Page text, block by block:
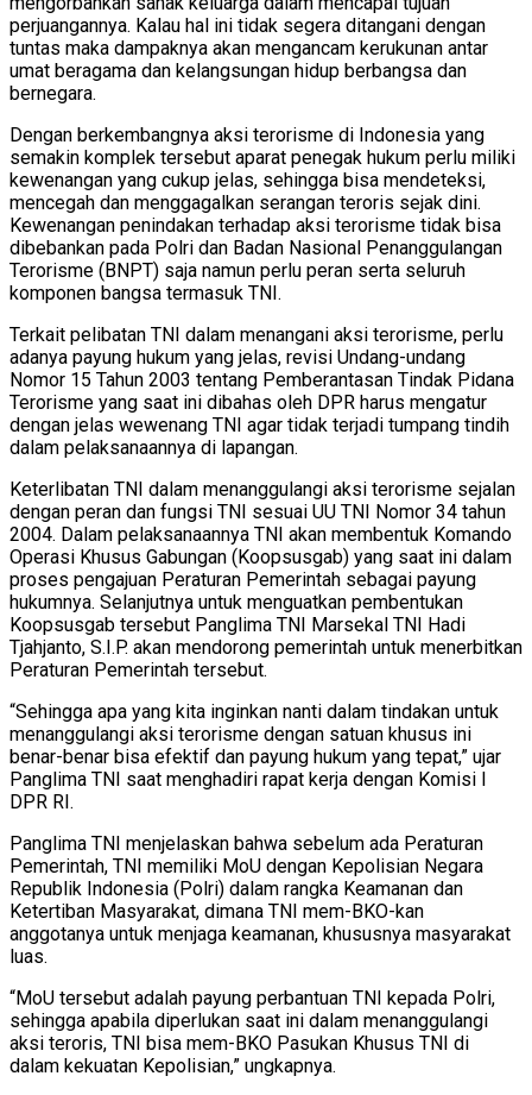
perjuangannya. Kalau hal ini tidak segera ditangani dengan
tuntas maka dampaknya akan mengancam kerukunan antar
umat beragama dan kelangsungan hidup berbangsa dan
bernegara.
Dengan berkembangnya aksi terorisme di Indonesia yang
semakin komplek tersebut aparat penegak hukum perlu miliki
kewenangan yang cukup jelas, sehingga bisa mendeteksi,
mencegah dan menggagalkan serangan teroris sejak dini.
Kewenangan penindakan terhadap aksi terorisme tidak bisa
dibebankan pada Polri dan Badan Nasional Penanggulangan
Terorisme (BNPT) saja namun perlu peran serta seluruh
komponen bangsa termasuk TNI.
Terkait pelibatan TNI dalam menangani aksi terorisme, perlu
adanya payung hukum yang jelas, revisi Undang-undang
Nomor 15 Tahun 2003 tentang Pemberantasan Tindak Pidana
Terorisme yang saat ini dibahas oleh DPR harus mengatur
dengan jelas wewenang TNI agar tidak terjadi tumpang tindih
dalam pelaksanaannya di lapangan.
Keterlibatan TNI dalam menanggulangi aksi terorisme sejalan
dengan peran dan fungsi TNI sesuai UU TNI Nomor 34 tahun
2004. Dalam pelaksanaannya TNI akan membentuk Komando
Operasi Khusus Gabungan (Koopsusgab) yang saat ini dalam
proses pengajuan Peraturan Pemerintah sebagai payung
hukumnya. Selanjutnya untuk menguatkan pembentukan
Koopsusgab tersebut Panglima TNI Marsekal TNI Hadi
Tjahjanto, S.I.P. akan mendorong pemerintah untuk menerbitkan
Peraturan Pemerintah tersebut.
“Sehingga apa yang kita inginkan nanti dalam tindakan untuk
menanggulangi aksi terorisme dengan satuan khusus ini
benar-benar bisa efektif dan payung hukum yang tepat,” ujar
Panglima TNI saat menghadiri rapat kerja dengan Komisi I
DPR RI.
Panglima TNI menjelaskan bahwa sebelum ada Peraturan
Pemerintah, TNI memiliki MoU dengan Kepolisian Negara
Republik Indonesia (Polri) dalam rangka Keamanan dan
Ketertiban Masyarakat, dimana TNI mem-BKO-kan
anggotanya untuk menjaga keamanan, khususnya masyarakat
luas.
“MoU tersebut adalah payung perbantuan TNI kepada Polri,
sehingga apabila diperlukan saat ini dalam menanggulangi
aksi teroris, TNI bisa mem-BKO Pasukan Khusus TNI di
dalam kekuatan Kepolisian,” ungkapnya.